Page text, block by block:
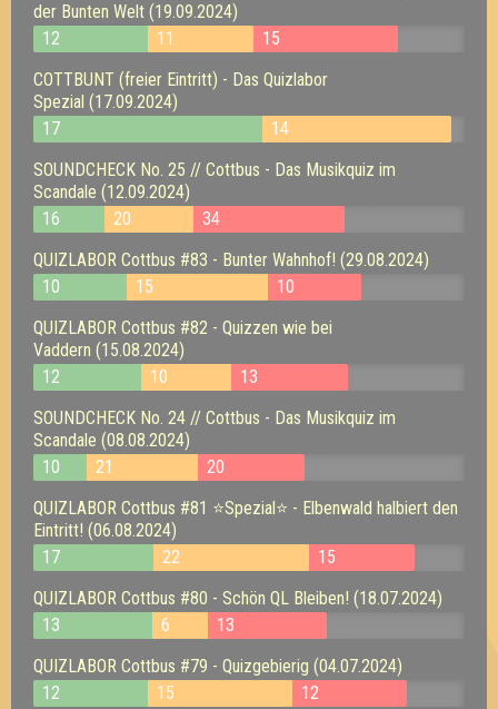
der Bunten Welt (19.09.2024)
12
11
15
COTTBUNT (freier Eintritt) - Das Quizlabor
Spezial (17.09.2024)
17
14
SOUNDCHECK No. 25 // Cottbus - Das Musikquiz im
Scandale (12.09.2024)
16
20
34
QUIZLABOR Cottbus #83 - Bunter Wahnhof! (29.08.2024)
10
15
10
QUIZLABOR Cottbus #82 - Quizzen wie bei
Vaddern (15.08.2024)
12
10
13
SOUNDCHECK No. 24 // Cottbus - Das Musikquiz im
Scandale (08.08.2024)
10
21
20
QUIZLABOR Cottbus #81 ⭐Spezial⭐ - Elbenwald halbiert den
Eintritt! (06.08.2024)
17
22
15
QUIZLABOR Cottbus #80 - Schön QL Bleiben! (18.07.2024)
13
6
13
QUIZLABOR Cottbus #79 - Quizgebierig (04.07.2024)
12
15 12